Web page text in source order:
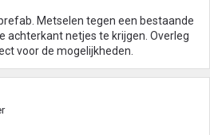
Metselen tegen een bestaande
achterkant netjes te krijgen. Overleg
voor de mogelijkheden.